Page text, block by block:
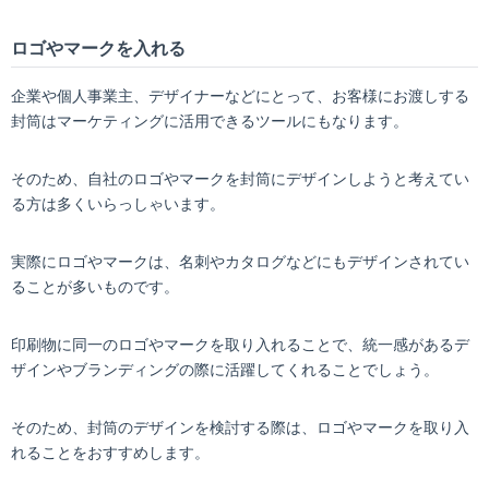
ロゴやマークを入れる
企業や個人事業主、デザイナーなどにとって、お客様にお渡しする
封筒はマーケティングに活用できるツールにもなります。
そのため、自社のロゴやマークを封筒にデザインしようと考えてい
る方は多くいらっしゃいます。
実際にロゴやマークは、名刺やカタログなどにもデザインされてい
ることが多いものです。
印刷物に同一のロゴやマークを取り入れることで、統一感があるデ
ザインやブランディングの際に活躍してくれることでしょう。
そのため、封筒のデザインを検討する際は、ロゴやマークを取り入
れることをおすすめします。